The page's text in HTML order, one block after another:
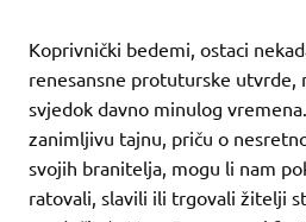
Koprivnički bedemi, ostaci
renesansne protuturske utvrde,
svjedok davno minulog
zanimljivu tajnu, priču o
svojih branitelja, mogu li nam
ratovali, slavili ili trgovali žitelji